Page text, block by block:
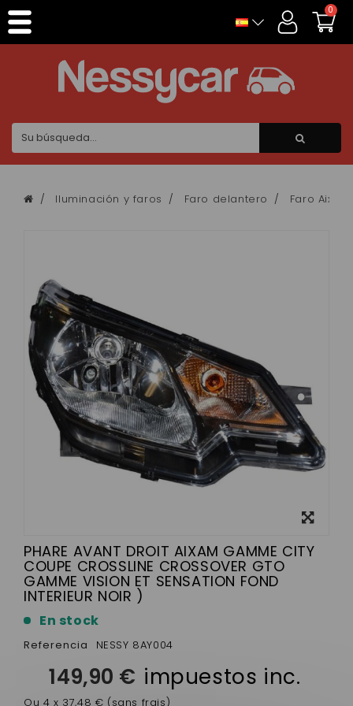
0
Iluminación y faros Faro delantero Faro Aixam
PHARE AVANT DROIT AIXAM GAMME CITY
COUPE CROSSLINE CROSSOVER GTO
GAMME VISION ET SENSATION FOND
INTERIEUR NOIR )
En stock
Referencia NESSY 8AY004
149,90 € impuestos inc.
Ou 4 x 37,48 € (sans frais)
Panel de gestión de cookies